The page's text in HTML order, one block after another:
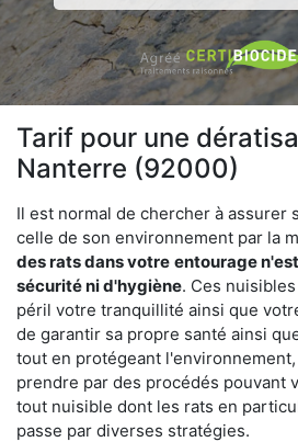
Tarif pour une
Nanterre (92000)
Il est normal de chercher à assurer
celle de son environnement par la
des rats dans votre entourage
sécurité ni d'hygiène. Ces
péril votre tranquillité ainsi que
de garantir sa propre santé ainsi
tout en protégeant
prendre par des procédés pouvant
tout nuisible dont les rats en
passe par diverses stratégies.